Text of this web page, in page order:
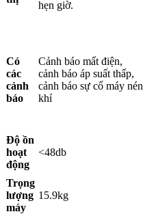
hẹn giờ.
Có
các
cảnh
báo
Cảnh báo mất điện,
cảnh báo áp suất thấp,
cảnh báo sự cố máy nén
khí
Độ ồn
hoạt
động
<48db
Trọng
lượng
máy
15.9kg